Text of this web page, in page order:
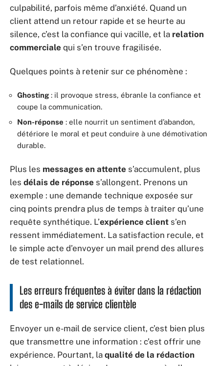
culpabilité, parfois même d’anxiété. Quand un
client attend un retour rapide et se heurte au
silence, c’est la confiance qui vacille, et la relation
commerciale qui s’en trouve fragilisée.
Quelques points à retenir sur ce phénomène :
Ghosting : il provoque stress, ébranle la confiance et
coupe la communication.
Non-réponse : elle nourrit un sentiment d’abandon,
détériore le moral et peut conduire à une démotivation
durable.
Plus les messages en attente s’accumulent, plus
les délais de réponse s’allongent. Prenons un
exemple : une demande technique exposée sur
cinq points prendra plus de temps à traiter qu’une
requête synthétique. L’expérience client s’en
ressent immédiatement. La satisfaction recule, et
le simple acte d’envoyer un mail prend des allures
de test relationnel.
Les erreurs fréquentes à éviter dans la rédaction
des e-mails de service clientèle
Envoyer un e-mail de service client, c’est bien plus
que transmettre une information : c’est offrir une
expérience. Pourtant, la qualité de la rédaction